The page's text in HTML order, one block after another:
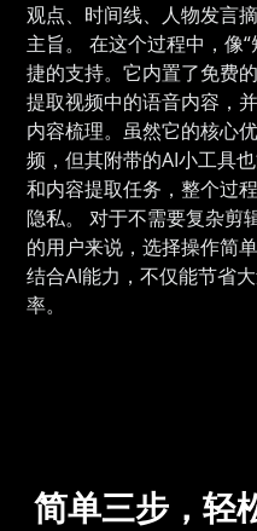
观点、时间线、人物发言
主旨。 在这个过程中，像
捷的支持。它内置了免费
提取视频中的语音内容，
内容梳理。虽然它的核心
频，但其附带的AI小工具
和内容提取任务，整个过
隐私。 对于不需要复杂剪
的用户来说，选择操作简
结合AI能力，不仅能节省
率。
简单三步，轻